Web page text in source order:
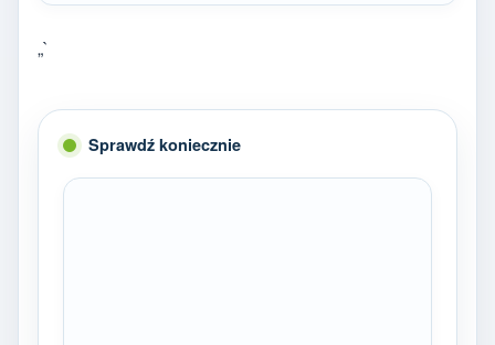
„`
Sprawdź koniecznie